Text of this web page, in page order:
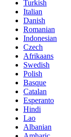
Turkish
Italian
Danish
Romanian
Indonesian
Czech
Afrikaans
Swedish
Polish
Basque
Catalan
Esperanto
Hindi
Lao
Albanian